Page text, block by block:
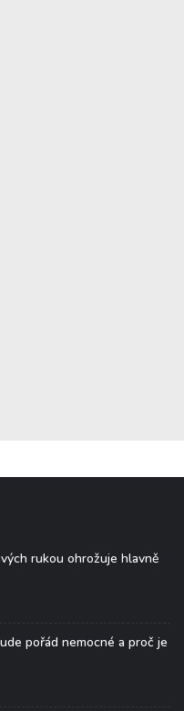
rukou ohrožuje hlavně
pořád nemocné a proč je